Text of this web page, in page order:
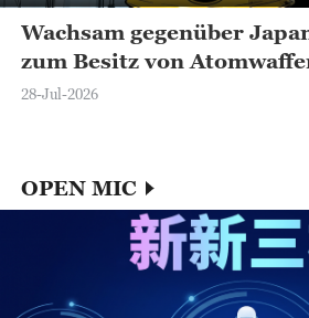
Wachsam gegenüber
zum Besitz von
28-Jul-2026
OPEN MIC